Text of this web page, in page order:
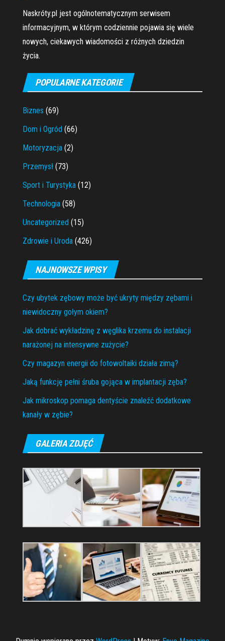
Naskróty.pl jest ogólnotematycznym serwisem
informacyjnym, w którym codziennie pojawia się wiele
nowych, ciekawych wiadomości z różnych dziedzin
życia.
POPULARNE KATEGORIE
Biznes (69)
Dom i Ogród (66)
Motoryzacja (2)
Przemysł (73)
Sport i Turystyka (12)
Technologia (58)
Uncategorized (15)
Zdrowie i Uroda (426)
NAJNOWSZE WPISY
Czy ubytek zębowy może być ukryty między zębami i
niewidoczny gołym okiem?
Jak dobrać wykładzinę z węglika krzemu do instalacji
narażonej na intensywne zużycie?
Czy magazyn energii do fotowoltaiki działa zimą?
Jaką funkcję pełni śruba gojąca w implantacji zęba?
Jak mikroskop pomaga dentyście znaleźć dodatkowe
kanały w zębie?
GALERIA ZDJĘĆ